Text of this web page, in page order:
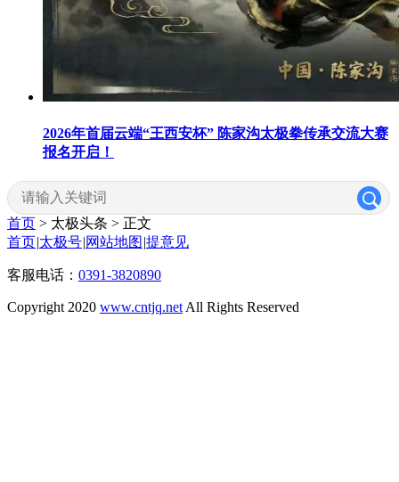
2026年首届云端“王西安杯” 陈家沟太极拳传承交流大赛
报名开启！
首页 > 太极头条 > 正文
首页|太极号|网站地图 |提意见
客服电话： 0391-3820890
Copyright 2020 www.cntjq.net All Rights Reserved